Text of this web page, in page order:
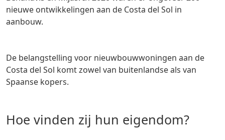
nieuwe ontwikkelingen aan de Costa del Sol in
aanbouw.
De belangstelling voor nieuwbouwwoningen aan de
Costa del Sol komt zowel van buitenlandse als van
Spaanse kopers.
Hoe vinden zij hun eigendom?